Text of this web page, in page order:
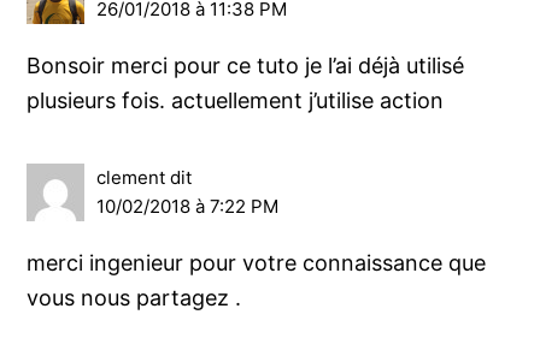
26/01/2018 à 11:38 PM
Bonsoir merci pour ce tuto je l’ai déjà utilisé
plusieurs fois. actuellement j’utilise action
clement dit
10/02/2018 à 7:22 PM
merci ingenieur pour votre connaissance que
vous nous partagez .